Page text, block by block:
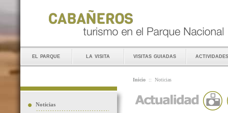
el parque la visita visitas guiadas actividades
Noticias
Inicio :: Noticias